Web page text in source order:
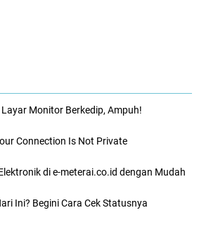
Monitor Berkedip, Ampuh!
Connection Is Not Private
di e-meterai.co.id dengan Mudah
Ini? Begini Cara Cek Statusnya